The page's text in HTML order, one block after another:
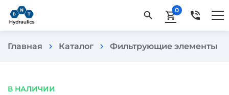
search shopping_cart0 phone_in_talk
Главная chevron_right Каталог chevron_right Фильтрующие элементы
В НАЛИЧИИ